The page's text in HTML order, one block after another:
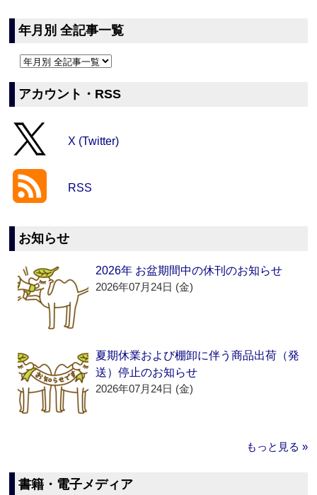
年月別 全記事一覧
アカウント・RSS
X (Twitter)
RSS
お知らせ
2026年 お盆期間中の休刊のお知らせ
2026年07月24日 (金)
夏期休業および棚卸に伴う商品出荷（発
送）停止のお知らせ
2026年07月24日 (金)
もっと見る »
書籍・電子メディア